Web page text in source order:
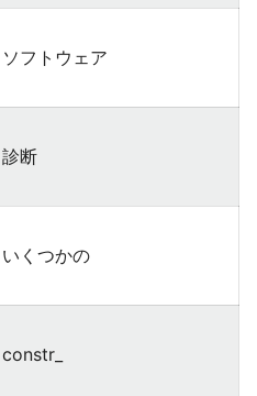
ソフトウェア
診断
いくつかの
constr_